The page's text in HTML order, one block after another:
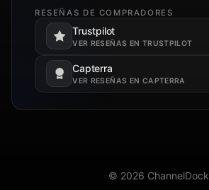
RESEÑAS DE COMPRADORES
Trustpilot
VER RESEÑAS EN TRUSTPILOT
Se abre en una pestaña nueva.
Capterra
VER RESEÑAS EN CAPTERRA
Se abre en una pestaña nueva.
© 2026 ChannelDock